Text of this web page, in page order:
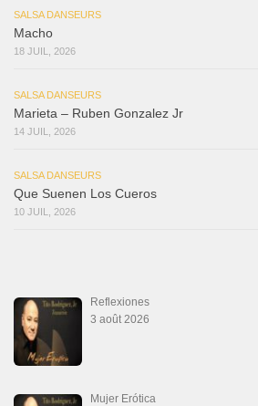
SALSA DANSEURS
Macho
18 JUIL, 2026
SALSA DANSEURS
Marieta – Ruben Gonzalez Jr
14 JUIL, 2026
SALSA DANSEURS
Que Suenen Los Cueros
10 JUIL, 2026
Reflexiones
3 août 2026
Mujer Erótica